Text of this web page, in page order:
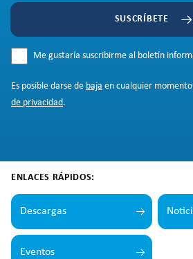
SUSCRÍBETE
Me gustaría suscribirme al boletín
Es posible darse de baja en cualquier
de privacidad.
ENLACES RÁPIDOS:
Descargas
Eventos